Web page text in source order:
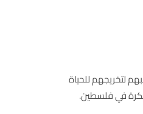
لتخريجهم للحياة
في فلسطين.